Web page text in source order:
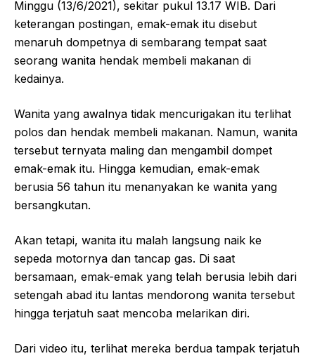
Minggu (13/6/2021), sekitar pukul 13.17 WIB. Dari
keterangan postingan, emak-emak itu disebut
menaruh dompetnya di sembarang tempat saat
seorang wanita hendak membeli makanan di
kedainya.
Wanita yang awalnya tidak mencurigakan itu terlihat
polos dan hendak membeli makanan. Namun, wanita
tersebut ternyata maling dan mengambil dompet
emak-emak itu. Hingga kemudian, emak-emak
berusia 56 tahun itu menanyakan ke wanita yang
bersangkutan.
Akan tetapi, wanita itu malah langsung naik ke
sepeda motornya dan tancap gas. Di saat
bersamaan, emak-emak yang telah berusia lebih dari
setengah abad itu lantas mendorong wanita tersebut
hingga terjatuh saat mencoba melarikan diri.
Dari video itu, terlihat mereka berdua tampak terjatuh